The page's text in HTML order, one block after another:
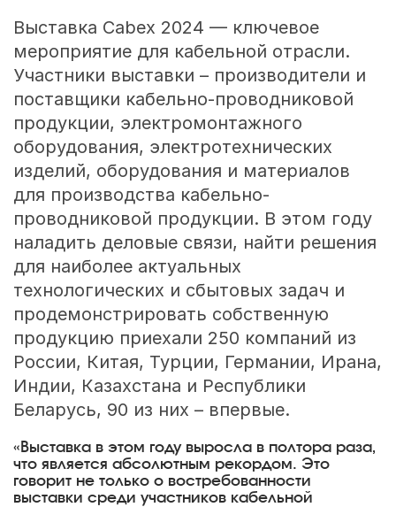
Выставка Cabex 2024 — ключевое
мероприятие для кабельной отрасли.
Участники выставки – производители и
поставщики кабельно-проводниковой
продукции, электромонтажного
оборудования, электротехнических
изделий, оборудования и материалов
для производства кабельно-
проводниковой продукции. В этом году
наладить деловые связи, найти решения
для наиболее актуальных
технологических и сбытовых задач и
продемонстрировать собственную
продукцию приехали 250 компаний из
России, Китая, Турции, Германии, Ирана,
Индии, Казахстана и Республики
Беларусь, 90 из них – впервые.
«Выставка в этом году выросла в полтора раза,
что является абсолютным рекордом. Это
говорит не только о востребованности
выставки среди участников кабельной